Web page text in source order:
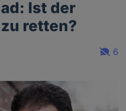
Ist der
retten?
6